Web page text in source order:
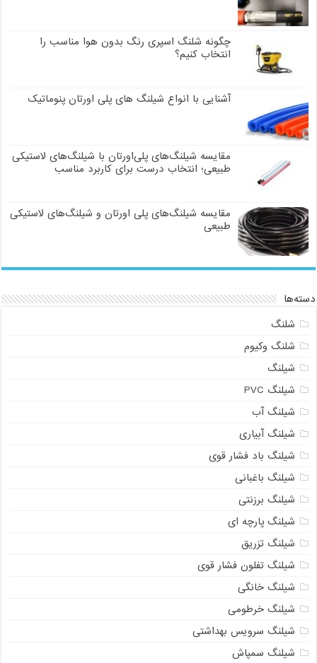
چگونه شلنگ اسپری رنگ بدون هوا مناسب را
انتخاب کنیم؟
آشنایی با انواع شیلنگ های پلی اورتان پنوماتیک
مقایسه شیلنگ‌های پلی‌اورتان با شیلنگ‌های لاستیکی
طبیعی؛ انتخاب درست برای کاربرد مناسب
مقایسه شیلنگ‌های پلی اورتان و شیلنگ‌های لاستیکی
طبیعی
دسته‌ها
شلنگ
شلنگ وکیوم
شیلنگ
شیلنگ PVC
شیلنگ آب
شیلنگ آبیاری
شیلنگ باد فشار قوی
شیلنگ باغبانی
شیلنگ برزنتی
شیلنگ پارچه‌ ای
شیلنگ تزریق
شیلنگ تفلون فشار قوی
شیلنگ خانگی
شیلنگ خرطومی
شیلنگ سرویس بهداشتی
شیلنگ سمپاش